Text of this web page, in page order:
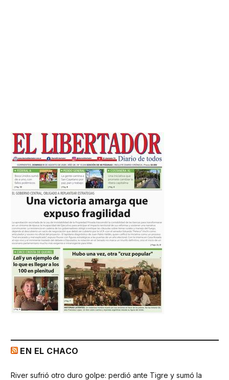
EN EL CHACO
River sufrió otro duro golpe: perdió ante Tigre y sumó la